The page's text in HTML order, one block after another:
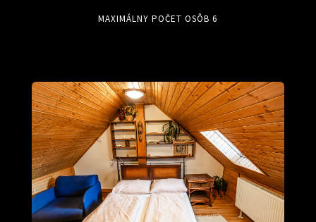
MAXIMÁLNY POČET OSÔB 6